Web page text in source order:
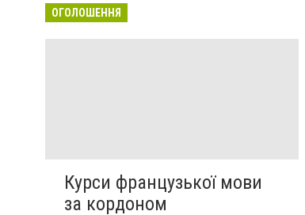
ОГОЛОШЕННЯ
Курси французької мови
за кордоном